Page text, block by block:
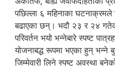
पछिल्ला ६ महिनाका घटनाक्रमले
बढाएका छन्। भदौ २३ र २४
परिवर्तन भयो भन्नेबारे स्पष्ट
योजनाबद्ध रूपमा भएका हुन् भन्ने
जिम्मेवारी लिने स्पष्ट अवस्था